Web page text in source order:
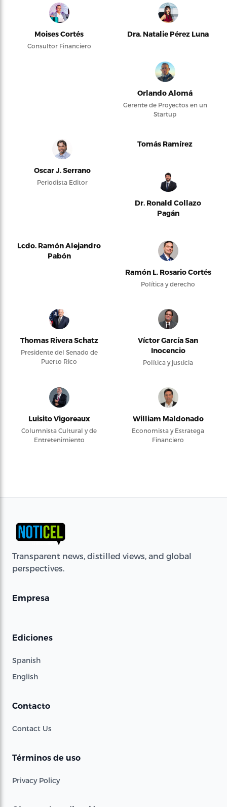
Moises Cortés
Consultor Financiero
Dra. Natalie Pérez Luna
Orlando Alomá
Gerente de Proyectos en un
Startup
Oscar J. Serrano
Periodista Editor
Tomás Ramírez
Dr. Ronald Collazo
Pagán
Lcdo. Ramón Alejandro
Pabón
Ramón L. Rosario Cortés
Política y derecho
Thomas Rivera Schatz
Presidente del Senado de
Puerto Rico
Víctor García San
Inocencio
Política y justicia
Luisito Vigoreaux
Columnista Cultural y de
Entretenimiento
William Maldonado
Economista y Estratega
Financiero
Transparent news, distilled views, and global
perspectives.
Empresa
Ediciones
Spanish
English
Contacto
Contact Us
Términos de uso
Privacy Policy